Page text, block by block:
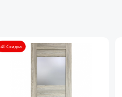
40 Скидка